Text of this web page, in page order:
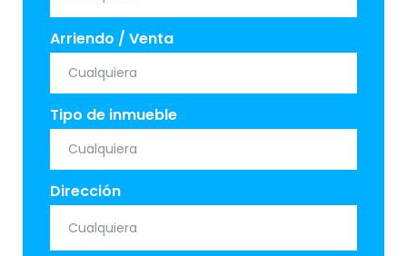
Arriendo / Venta
Tipo de inmueble
Dirección